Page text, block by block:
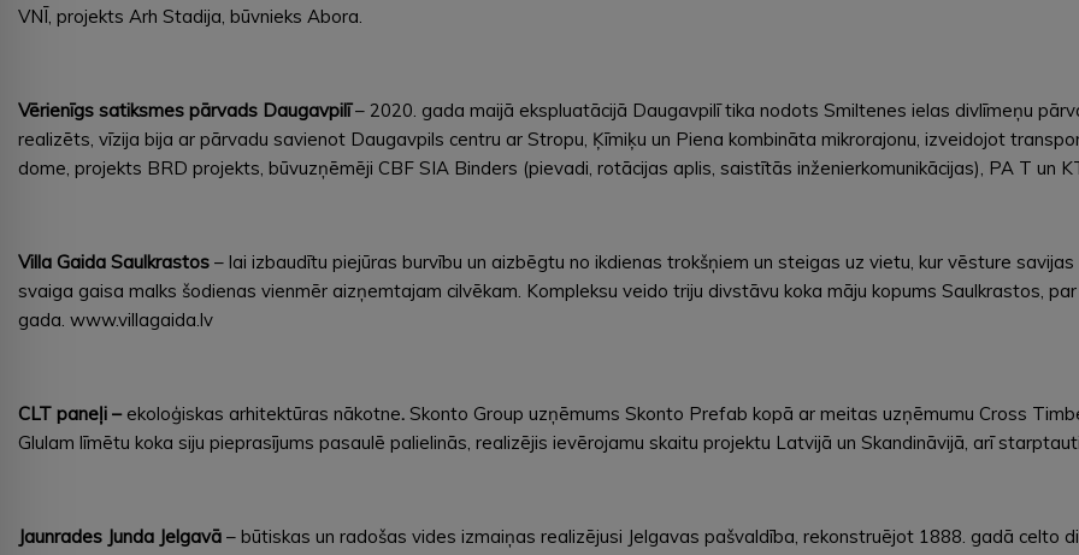
VNĪ, projekts Arh Stadija, būvnieks Abora.
Vērienīgs satiksmes pārvads Daugavpilī– 2020. gada maijā ekspluatācijā Daugavpilī tika nodots Smiltenes ielas divlīmeņu
realizēts, vīzija bija ar pārvadu savienot Daugavpils centru ar Stropu, Ķīmiķu un Piena kombināta mikrorajonu, izveidojot
dome, projekts BRD projekts, būvuzņēmēji CBF SIA Binders (pievadi, rotācijas aplis, saistītās inženierkomunikācijas), PA T un
Villa Gaida Saulkrastos – lai izbaudītu piejūras burvību un aizbēgtu no ikdienas trokšņiem un steigas uz vietu, kur vēsture
svaiga gaisa malks šodienas vienmēr aizņemtajam cilvēkam. Kompleksu veido triju divstāvu koka māju kopums Saulkrastos,
gada. www.villagaida.lv
CLT paneļi – ekoloģiskas arhitektūras nākotne. Skonto Group uzņēmums Skonto Prefab kopā ar meitas uzņēmumu Cross
Glulam līmētu koka siju pieprasījums pasaulē palielinās, realizējis ievērojamu skaitu projektu Latvijā un Skandināvijā, arī
Jaunrades Junda Jelgavā – būtiskas un radošas vides izmaiņas realizējusi Jelgavas pašvaldība, rekonstruējot 1888. gadā celto